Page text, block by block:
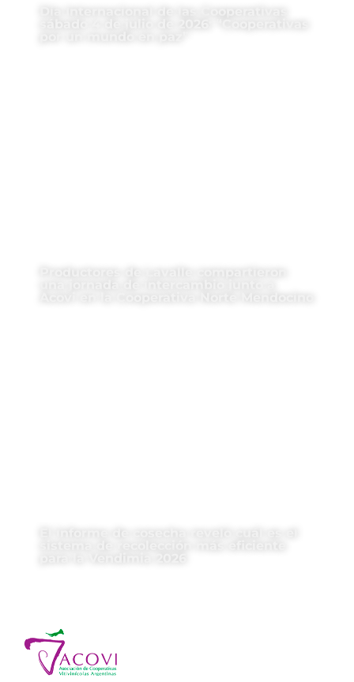
Día Internacional de las Cooperativas